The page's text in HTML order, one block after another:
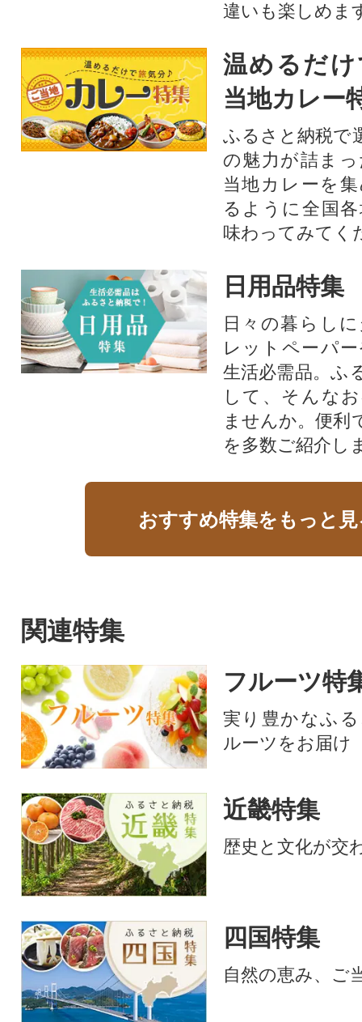
違いも楽しめま
温めるだ
当地カレー
ふるさと納税で
の魅力が詰ま
当地カレーを
るように全国
味わってみてく
日用品特集
日々の暮らし
レットペーパ
生活必需品。ふ
して、そんな
ませんか。便利
を多数ご紹介し
おすすめ特集をもっと
関連特集
フルーツ特
実り豊かなふ
ルーツをお届け
近畿特集
歴史と文化が交
四国特集
自然の恵み、ご